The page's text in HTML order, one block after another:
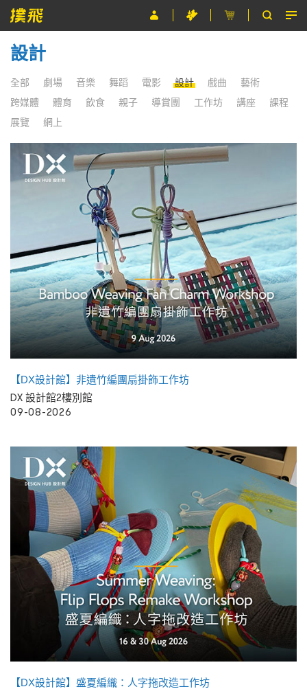
節目
主辦單位
關於撲飛
條款及細則
設計
全部 劇場 音樂 舞蹈 電影 設計 戲曲
藝術
跨媒體
體育 飲食 親子 導賞團 工作坊 講座
課程
展覽
網上
【DX設計館】非遺竹編團扇掛飾工作坊
DX 設計館2樓別館
09-08-2026
【DX設計館】盛夏編織：人字拖改造工作坊